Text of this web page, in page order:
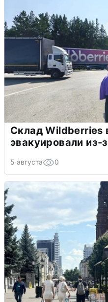
Склад Wildberries
эвакуировали из-
5 августа 0